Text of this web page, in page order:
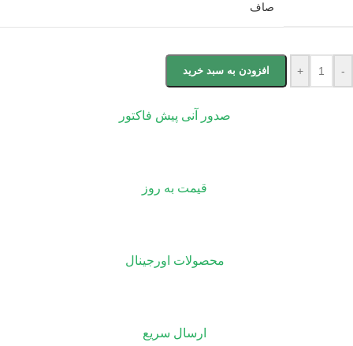
صاف
-
+ افزودن به سبد خرید
صدور آنی پیش فاکتور
قیمت به روز
محصولات اورجینال
ارسال سریع